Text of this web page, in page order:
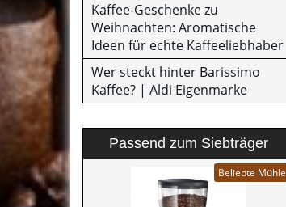
Kaffee-Geschenke zu
Weihnachten: Aromatische
Ideen für echte Kaffeeliebhaber
Wer steckt hinter Barissimo
Kaffee? | Aldi Eigenmarke
Passend zum Siebträger
Beliebte Mühle